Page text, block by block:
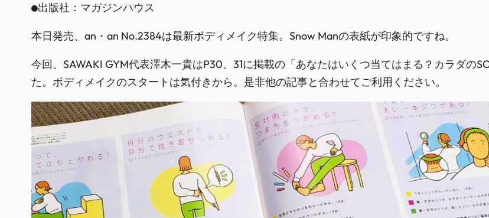
●出版社：マガジンハウス
本日発売、an・an No.2384は最新ボディメイク特集。Snow Manの表紙が印象的ですね。
今回、SAWAKI GYM代表澤木一貴はP30、31に掲載の「あなたはいくつ当てはまる？カラダの
た。ボディメイクのスタートは気付きから。是非他の記事と合わせてご利用ください。